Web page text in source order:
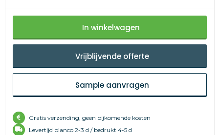
In winkelwagen
Vrijblijvende offerte
Sample aanvragen
Gratis verzending, geen bijkomende kosten
Levertijd blanco 2-3 d / bedrukt 4-5 d